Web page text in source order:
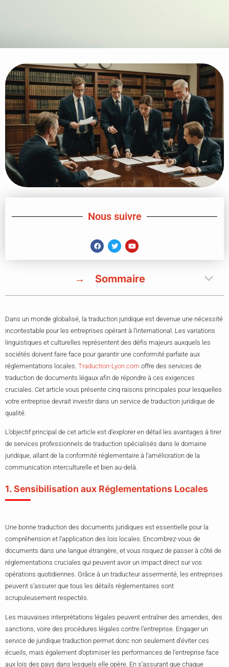
Nous suivre
Sommaire
Dans un monde globalisé, la traduction juridique est devenue une nécessité
incontestable pour les entreprises opérant à l’international. Les variations
linguistiques et culturelles représentent des défis majeurs auxquels les
sociétés doivent faire face pour garantir une conformité parfaite aux
réglementations locales. Traduction-Lyon.com offre des services de
traduction de documents légaux afin de répondre à ces exigences
cruciales. Cet article vous présente cinq raisons principales pour lesquelles
votre entreprise devrait investir dans un service de traduction juridique de
qualité.
L’objectif principal de cet article est d’explorer en détail les avantages à tirer
de services professionnels de traduction spécialisés dans le domaine
juridique, allant de la conformité réglementaire à l’amélioration de la
communication interculturelle et bien au-delà.
1. Sensibilisation aux Réglementations Locales
Une bonne traduction des documents juridiques est essentielle pour la
compréhension et l’application des lois locales. Encombrez-vous de
documents dans une langue étrangère, et vous risquez de passer à côté de
réglementations cruciales qui peuvent avoir un impact direct sur vos
opérations quotidiennes. Grâce à un traducteur assermenté, les entreprises
peuvent s’assurer que tous les détails réglementaires sont
scrupuleusement respectés.
Les mauvaises interprétations légales peuvent entraîner des amendes, des
sanctions, voire des procédures légales contre l’entreprise. Engager un
service de juridique traduction permet donc non seulement d’éviter ces
écueils, mais également d’optimiser les performances de l’entreprise face
aux lois des pays dans lesquels elle opère. En s’assurant que chaque